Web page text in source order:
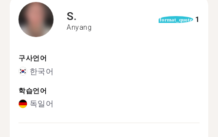
S.
Anyang
format_quote 1
구사언어
한국어
학습언어
독일어